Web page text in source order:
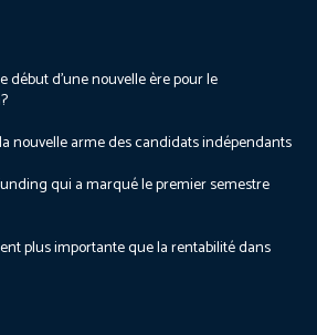
début d’une nouvelle ère pour le
nouvelle arme des candidats indépendants
qui a marqué le premier semestre
plus importante que la rentabilité dans